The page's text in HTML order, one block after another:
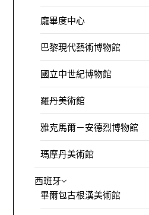
龐畢度中心
巴黎現代藝術博物館
國立中世紀博物館
羅丹美術館
雅克馬爾－安德烈博物館
瑪摩丹美術館
西班牙
畢爾包古根漢美術館